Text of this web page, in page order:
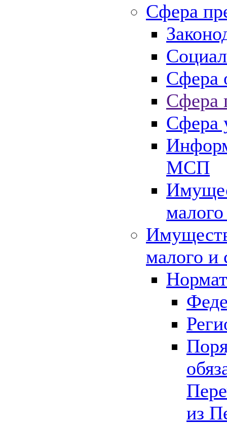
Сфера
Сфера
Сфера
Сфера
МСП
малого и
из